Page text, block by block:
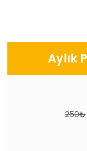
Aylık
250₺